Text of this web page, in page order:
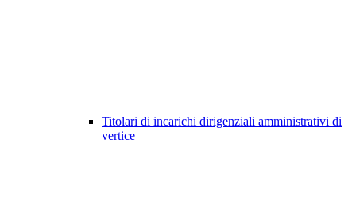
Titolari di incarichi dirigenziali amministrativi di
vertice